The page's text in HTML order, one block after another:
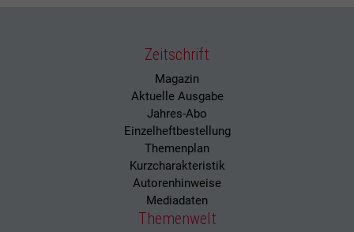
Zeitschrift
Magazin
Aktuelle Ausgabe
Jahres-Abo
Einzelheftbestellung
Themenplan
Kurzcharakteristik
Autorenhinweise
Mediadaten
Themenwelt